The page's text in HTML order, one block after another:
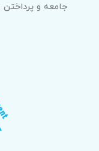
جامعه و